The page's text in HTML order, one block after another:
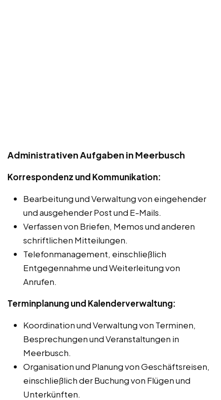
Administrativen Aufgaben in Meerbusch
Korrespondenz und Kommunikation:
Bearbeitung und Verwaltung von eingehender
und ausgehender Post und E-Mails.
Verfassen von Briefen, Memos und anderen
schriftlichen Mitteilungen.
Telefonmanagement, einschließlich
Entgegennahme und Weiterleitung von
Anrufen.
Terminplanung und Kalenderverwaltung:
Koordination und Verwaltung von Terminen,
Besprechungen und Veranstaltungen in
Meerbusch.
Organisation und Planung von Geschäftsreisen,
einschließlich der Buchung von Flügen und
Unterkünften.